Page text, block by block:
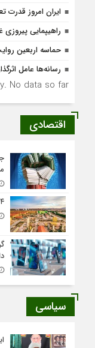
ایران امروز قدرت
راهیپمایی پیروزی
حماسه اربعین
رسانه‌ها عامل
No data so far.
اقتصادی
۴ پروژه پیشران در لرستان افتتاح می‌شود
سیاسی